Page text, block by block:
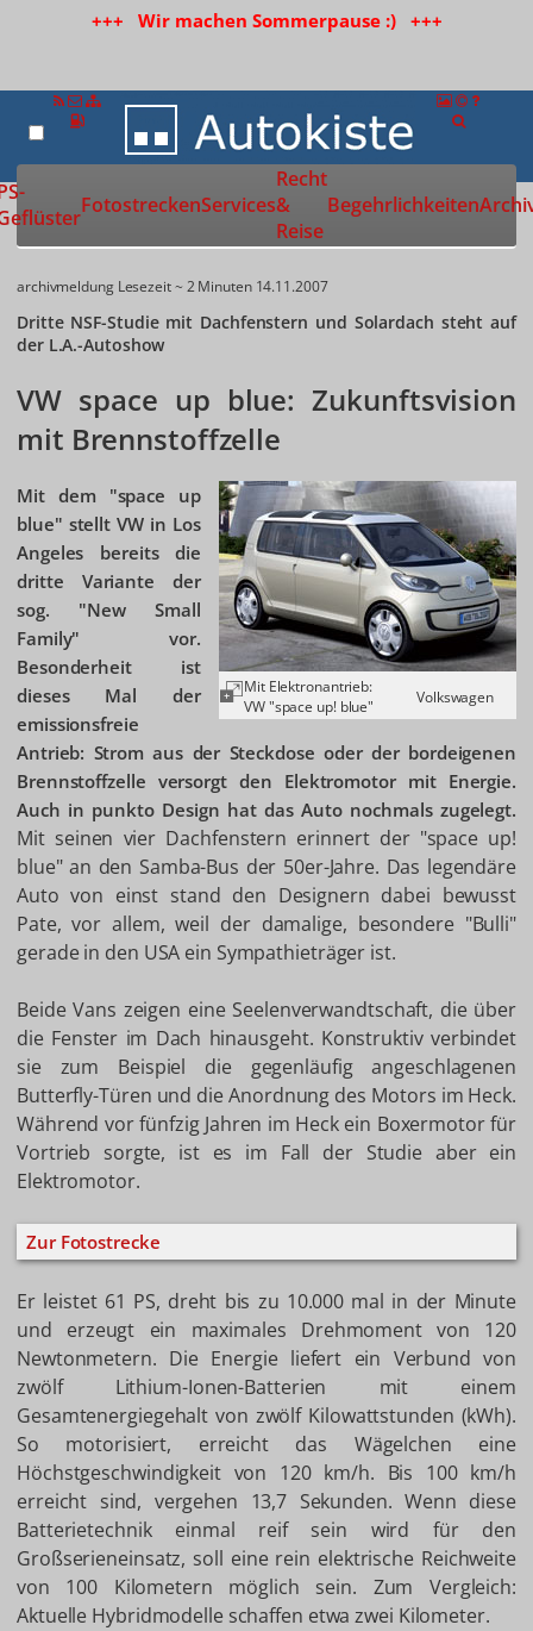
+++ Wir machen Sommerpause :) +++
Zur Startseite
FotostreckenServices
Recht
&
Reise
Begehrlichkeiten
archivmeldung Lesezeit ~ 2 Minuten 14.11.2007
Dritte NSF-Studie mit Dachfenstern und Solardach steht auf
der L.A.-Autoshow
VW space up blue: Zukunftsvision
mit Brennstoffzelle
Mit Elektronantrieb:
VW "space up! blue"
Volkswagen
Mit dem "space up
blue" stellt VW in Los
Angeles bereits die
dritte Variante der
sog. "New Small
Family" vor.
Besonderheit ist
dieses Mal der
emissionsfreie
Antrieb: Strom aus der Steckdose oder der bordeigenen
Brennstoffzelle versorgt den Elektromotor mit Energie.
Auch in punkto Design hat das Auto nochmals zugelegt.
Mit seinen vier Dachfenstern erinnert der "space up!
blue" an den Samba-Bus der 50er-Jahre. Das legendäre
Auto von einst stand den Designern dabei bewusst
Pate, vor allem, weil der damalige, besondere "Bulli"
gerade in den USA ein Sympathieträger ist.
Beide Vans zeigen eine Seelenverwandtschaft, die über
die Fenster im Dach hinausgeht. Konstruktiv verbindet
sie zum Beispiel die gegenläufig angeschlagenen
Butterfly-Türen und die Anordnung des Motors im Heck.
Während vor fünfzig Jahren im Heck ein Boxermotor für
Vortrieb sorgte, ist es im Fall der Studie aber ein
Elektromotor.
Zur Fotostrecke
Er leistet 61 PS, dreht bis zu 10.000 mal in der Minute
und erzeugt ein maximales Drehmoment von 120
Newtonmetern. Die Energie liefert ein Verbund von
zwölf Lithium-Ionen-Batterien mit einem
Gesamtenergiegehalt von zwölf Kilowattstunden (kWh).
So motorisiert, erreicht das Wägelchen eine
Höchstgeschwindigkeit von 120 km/h. Bis 100 km/h
erreicht sind, vergehen 13,7 Sekunden. Wenn diese
Batterietechnik einmal reif sein wird für den
Großserieneinsatz, soll eine rein elektrische Reichweite
von 100 Kilometern möglich sein. Zum Vergleich:
Aktuelle Hybridmodelle schaffen etwa zwei Kilometer.